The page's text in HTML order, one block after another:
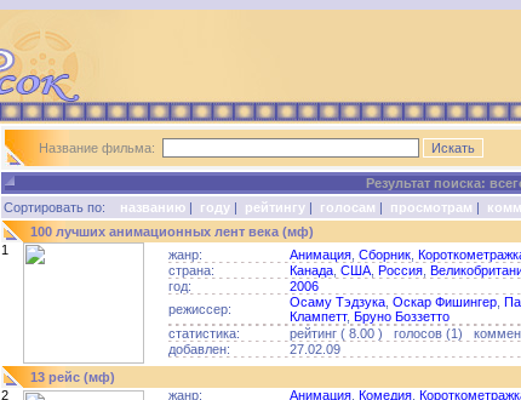
Название фильма:
Результат поиска:
Сортировать по: названию | году | рейтингу | голосам | просмотрам |
100 лучших анимационных лент века (мф)
1
жанр: Анимация Сборник
страна:
Канада США Россия
год:
2006
режиссер:
Осаму Тэдзука Оскар Фишингер
Клампетт, Бруно Боззетто
статистика:
рейтинг ( 8.00 ) голосов (1)
добавлен:
27.02.09
13 рейс (мф)
2
жанр: Анимация Комедия